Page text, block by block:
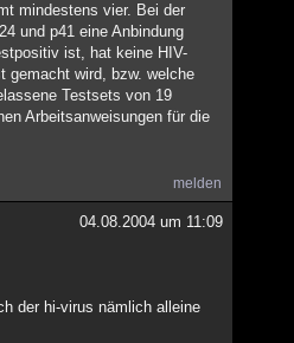
mindestens vier. Bei der
und p41 eine Anbindung
ist, hat keine HIV-
gemacht wird, bzw. welche
Testsets von 19
Arbeitsanweisungen für die
melden
04.08.2004 um 11:09
der hi-virus nämlich alleine